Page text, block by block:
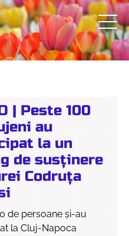
| Peste 100
au
la un
de susținere
Codruța
de persoane și-au
la Cluj-Napoca